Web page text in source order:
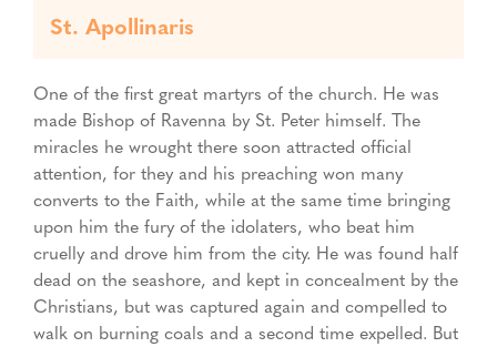
St. Apollinaris
One of the first great martyrs of the church. He was
made Bishop of Ravenna by St. Peter himself. The
miracles he wrought there soon attracted official
attention, for they and his preaching won many
converts to the Faith, while at the same time bringing
upon him the fury of the idolaters, who beat him
cruelly and drove him from the city. He was found half
dead on the seashore, and kept in concealment by the
Christians, but was captured again and compelled to
walk on burning coals and a second time expelled. But